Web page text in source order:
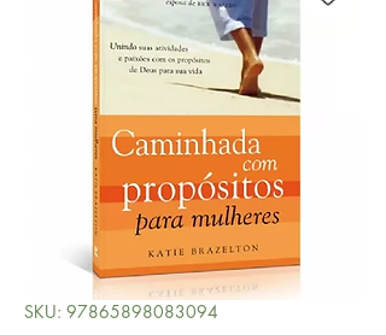
SKU: 97865898083094